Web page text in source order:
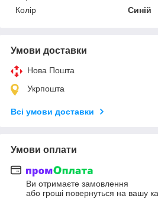
Колір
Синій
Умови доставки
Нова Пошта
Укрпошта
Всі умови доставки
Умови оплати
Ви отримаєте замовлення
або гроші повернуться на вашу